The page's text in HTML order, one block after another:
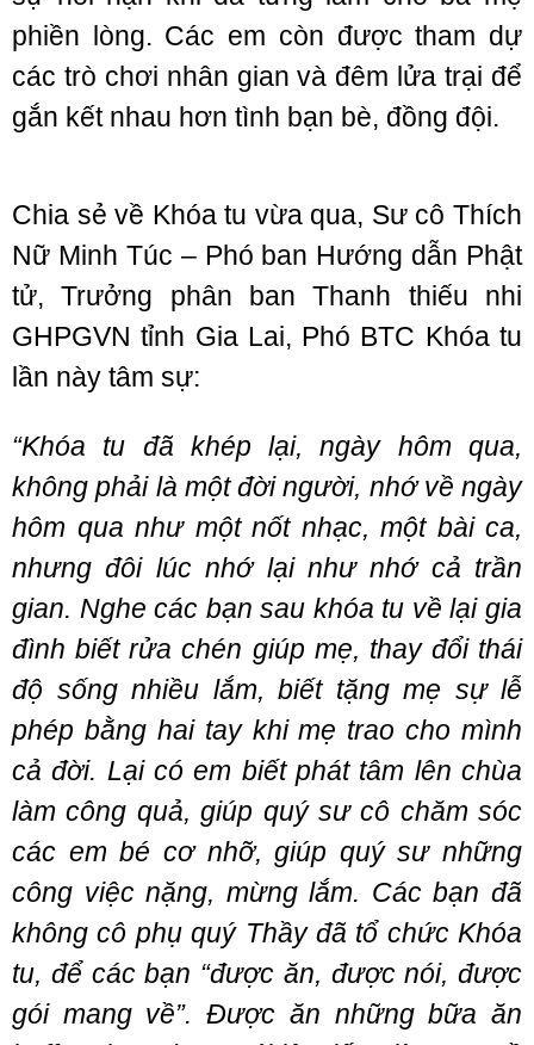
phiền lòng. Các em còn được tham dự
các trò chơi nhân gian và đêm lửa trại để
gắn kết nhau hơn tình bạn bè, đồng đội.
Chia sẻ về Khóa tu vừa qua, Sư cô Thích
Nữ Minh Túc – Phó ban Hướng dẫn Phật
tử, Trưởng phân ban Thanh thiếu nhi
GHPGVN tỉnh Gia Lai, Phó BTC Khóa tu
lần này tâm sự:
“Khóa tu đã khép lại, ngày hôm qua,
không phải là một đời người, nhớ về ngày
hôm qua như một nốt nhạc, một bài ca,
nhưng đôi lúc nhớ lại như nhớ cả trần
gian. Nghe các bạn sau khóa tu về lại gia
đình biết rửa chén giúp mẹ, thay đổi thái
độ sống nhiều lắm, biết tặng mẹ sự lễ
phép bằng hai tay khi mẹ trao cho mình
cả đời. Lại có em biết phát tâm lên chùa
làm công quả, giúp quý sư cô chăm sóc
các em bé cơ nhỡ, giúp quý sư những
công việc nặng, mừng lắm. Các bạn đã
không cô phụ quý Thầy đã tổ chức Khóa
tu, để các bạn “được ăn, được nói, được
gói mang về”. Được ăn những bữa ăn